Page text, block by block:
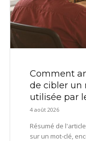
Comment
de cibler un
utilisée par
4 août 2026
Résumé de
sur un mot-clé,